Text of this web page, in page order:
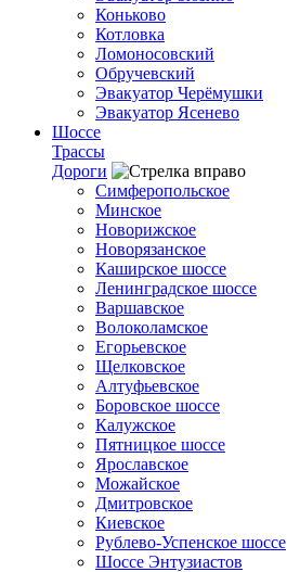
Коньково
Котловка
Ломоносовский
Обручевский
Эвакуатор Черёмушки
Эвакуатор Ясенево
Шоссе
Трассы
Дороги
Симферопольское
Минское
Новорижское
Новорязанское
Каширское шоссе
Ленинградское шоссе
Варшавское
Волоколамское
Егорьевское
Щелковское
Алтуфьевское
Боровское шоссе
Калужское
Пятницкое шоссе
Ярославское
Можайское
Дмитровское
Киевское
Рублево-Успенское шоссе
Шоссе Энтузиастов